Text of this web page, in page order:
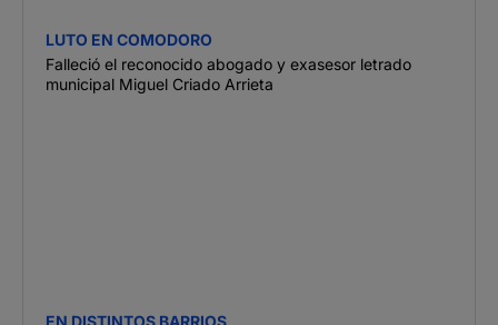
LUTO EN COMODORO
Falleció el reconocido abogado y exasesor letrado
municipal Miguel Criado Arrieta